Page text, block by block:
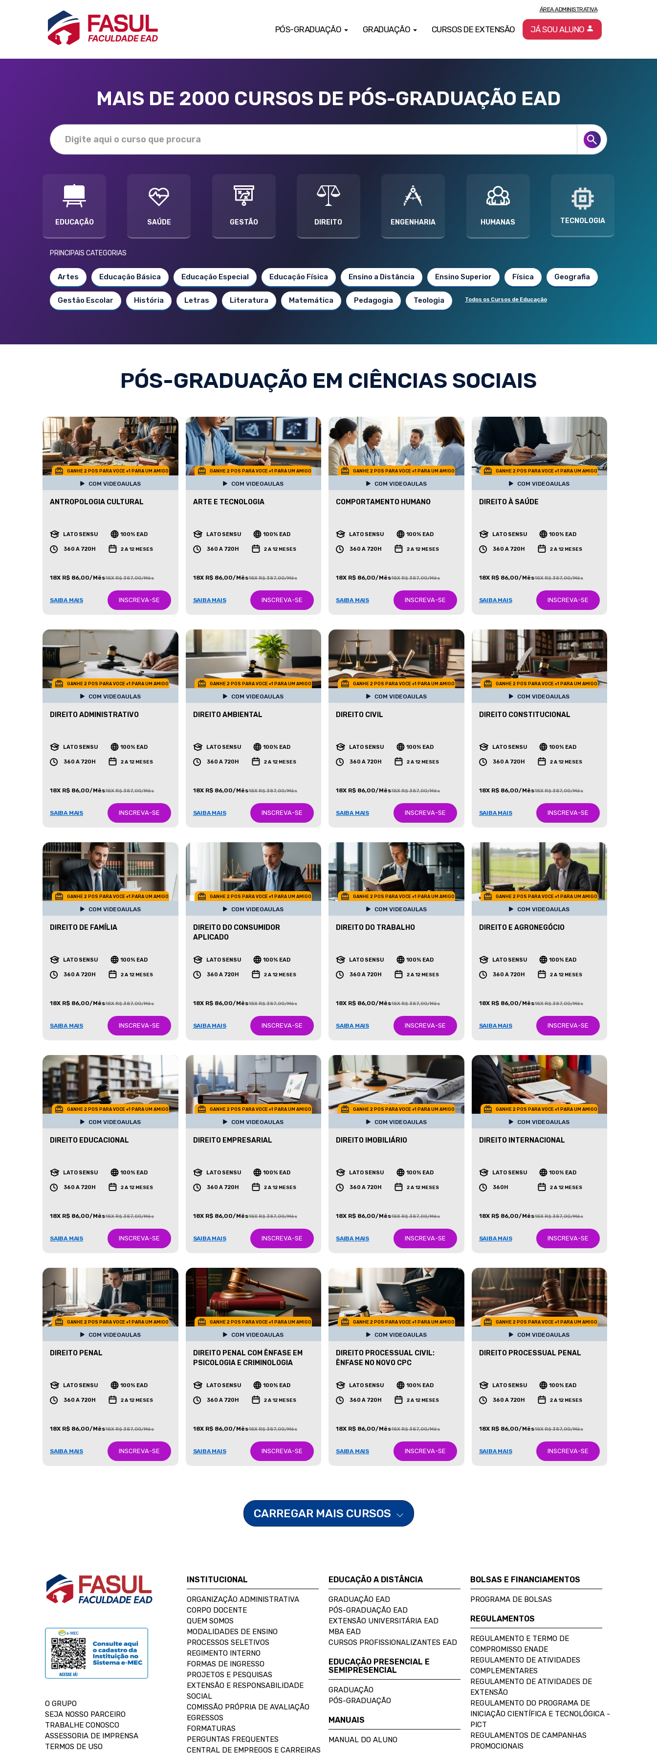
PÓS-GRADUAÇÃO GRADUAÇÃO CURSOS DE EXTENSÃO
ÁREA ADMINISTRATIVA
JÁ SOU ALUNO
MAIS DE 2000 CURSOS DE PÓS-GRADUAÇÃO EAD
EDUCAÇÃO SAÚDE GESTÃO DIREITO ENGENHARIA HUMANAS TECNOLOGIA
PRINCIPAIS CATEGORIAS
Artes Educação Básica Educação Especial Educação Física Ensino a Distância Ensino Superior Física Geografia
Gestão Escolar História Letras Literatura Matemática Pedagogia Teologia Todos os Cursos de Educação
PÓS-GRADUAÇÃO EM CIÊNCIAS SOCIAIS
GANHE 2 POS PARA VOCE +1 PARA UM AMIGO
COM VIDEOAULAS
ANTROPOLOGIA CULTURAL
LATO SENSU 100% EAD
360 A 720H 2 A 12 MESES
18X R$ 86,00/Mês18X R$ 387,00/Mês
SAIBA MAIS INSCREVA-SE
GANHE 2 POS PARA VOCE +1 PARA UM AMIGO
COM VIDEOAULAS
ARTE E TECNOLOGIA
LATO SENSU 100% EAD
360 A 720H 2 A 12 MESES
18X R$ 86,00/Mês18X R$ 387,00/Mês
SAIBA MAIS INSCREVA-SE
GANHE 2 POS PARA VOCE +1 PARA UM AMIGO
COM VIDEOAULAS
COMPORTAMENTO HUMANO
LATO SENSU 100% EAD
360 A 720H 2 A 12 MESES
18X R$ 86,00/Mês18X R$ 387,00/Mês
SAIBA MAIS INSCREVA-SE
GANHE 2 POS PARA VOCE +1 PARA UM AMIGO
COM VIDEOAULAS
DIREITO À SAÚDE
LATO SENSU 100% EAD
360 A 720H 2 A 12 MESES
18X R$ 86,00/Mês18X R$ 387,00/Mês
SAIBA MAIS INSCREVA-SE
GANHE 2 POS PARA VOCE +1 PARA UM AMIGO
COM VIDEOAULAS
DIREITO ADMINISTRATIVO
LATO SENSU 100% EAD
360 A 720H 2 A 12 MESES
18X R$ 86,00/Mês18X R$ 387,00/Mês
SAIBA MAIS INSCREVA-SE
GANHE 2 POS PARA VOCE +1 PARA UM AMIGO
COM VIDEOAULAS
DIREITO AMBIENTAL
LATO SENSU 100% EAD
360 A 720H 2 A 12 MESES
18X R$ 86,00/Mês18X R$ 387,00/Mês
SAIBA MAIS INSCREVA-SE
GANHE 2 POS PARA VOCE +1 PARA UM AMIGO
COM VIDEOAULAS
DIREITO CIVIL
LATO SENSU 100% EAD
360 A 720H 2 A 12 MESES
18X R$ 86,00/Mês18X R$ 387,00/Mês
SAIBA MAIS INSCREVA-SE
GANHE 2 POS PARA VOCE +1 PARA UM AMIGO
COM VIDEOAULAS
DIREITO CONSTITUCIONAL
LATO SENSU 100% EAD
360 A 720H 2 A 12 MESES
18X R$ 86,00/Mês18X R$ 387,00/Mês
SAIBA MAIS INSCREVA-SE
GANHE 2 POS PARA VOCE +1 PARA UM AMIGO
COM VIDEOAULAS
DIREITO DE FAMÍLIA
LATO SENSU 100% EAD
360 A 720H 2 A 12 MESES
18X R$ 86,00/Mês18X R$ 387,00/Mês
SAIBA MAIS INSCREVA-SE
GANHE 2 POS PARA VOCE +1 PARA UM AMIGO
COM VIDEOAULAS
DIREITO DO CONSUMIDOR
APLICADO
LATO SENSU 100% EAD
360 A 720H 2 A 12 MESES
18X R$ 86,00/Mês18X R$ 387,00/Mês
SAIBA MAIS INSCREVA-SE
GANHE 2 POS PARA VOCE +1 PARA UM AMIGO
COM VIDEOAULAS
DIREITO DO TRABALHO
LATO SENSU 100% EAD
360 A 720H 2 A 12 MESES
18X R$ 86,00/Mês18X R$ 387,00/Mês
SAIBA MAIS INSCREVA-SE
GANHE 2 POS PARA VOCE +1 PARA UM AMIGO
COM VIDEOAULAS
DIREITO E AGRONEGÓCIO
LATO SENSU 100% EAD
360 A 720H 2 A 12 MESES
18X R$ 86,00/Mês18X R$ 387,00/Mês
SAIBA MAIS INSCREVA-SE
GANHE 2 POS PARA VOCE +1 PARA UM AMIGO
COM VIDEOAULAS
DIREITO EDUCACIONAL
LATO SENSU 100% EAD
360 A 720H 2 A 12 MESES
18X R$ 86,00/Mês18X R$ 387,00/Mês
SAIBA MAIS INSCREVA-SE
GANHE 2 POS PARA VOCE +1 PARA UM AMIGO
COM VIDEOAULAS
DIREITO EMPRESARIAL
LATO SENSU 100% EAD
360 A 720H 2 A 12 MESES
18X R$ 86,00/Mês18X R$ 387,00/Mês
SAIBA MAIS INSCREVA-SE
GANHE 2 POS PARA VOCE +1 PARA UM AMIGO
COM VIDEOAULAS
DIREITO IMOBILIÁRIO
LATO SENSU 100% EAD
360 A 720H 2 A 12 MESES
18X R$ 86,00/Mês18X R$ 387,00/Mês
SAIBA MAIS INSCREVA-SE
GANHE 2 POS PARA VOCE +1 PARA UM AMIGO
COM VIDEOAULAS
DIREITO INTERNACIONAL
LATO SENSU 100% EAD
360H 2 A 12 MESES
18X R$ 86,00/Mês18X R$ 387,00/Mês
SAIBA MAIS INSCREVA-SE
GANHE 2 POS PARA VOCE +1 PARA UM AMIGO
COM VIDEOAULAS
DIREITO PENAL
LATO SENSU 100% EAD
360 A 720H 2 A 12 MESES
18X R$ 86,00/Mês18X R$ 387,00/Mês
SAIBA MAIS INSCREVA-SE
GANHE 2 POS PARA VOCE +1 PARA UM AMIGO
COM VIDEOAULAS
DIREITO PENAL COM ÊNFASE EM
PSICOLOGIA E CRIMINOLOGIA
LATO SENSU 100% EAD
360 A 720H 2 A 12 MESES
18X R$ 86,00/Mês18X R$ 387,00/Mês
SAIBA MAIS INSCREVA-SE
GANHE 2 POS PARA VOCE +1 PARA UM AMIGO
COM VIDEOAULAS
DIREITO PROCESSUAL CIVIL:
ÊNFASE NO NOVO CPC
LATO SENSU 100% EAD
360 A 720H 2 A 12 MESES
18X R$ 86,00/Mês18X R$ 387,00/Mês
SAIBA MAIS INSCREVA-SE
GANHE 2 POS PARA VOCE +1 PARA UM AMIGO
COM VIDEOAULAS
DIREITO PROCESSUAL PENAL
LATO SENSU 100% EAD
360 A 720H 2 A 12 MESES
18X R$ 86,00/Mês18X R$ 387,00/Mês
SAIBA MAIS INSCREVA-SE
CARREGAR MAIS CURSOS
O GRUPO
SEJA NOSSO PARCEIRO
TRABALHE CONOSCO
ASSESSORIA DE IMPRENSA
TERMOS DE USO
INSTITUCIONAL
ORGANIZAÇÃO ADMINISTRATIVA
CORPO DOCENTE
QUEM SOMOS
MODALIDADES DE ENSINO
PROCESSOS SELETIVOS
REGIMENTO INTERNO
FORMAS DE INGRESSO
PROJETOS E PESQUISAS
EXTENSÃO E RESPONSABILIDADE
SOCIAL
COMISSÃO PRÓPRIA DE AVALIAÇÃO
EGRESSOS
FORMATURAS
PERGUNTAS FREQUENTES
CENTRAL DE EMPREGOS E CARREIRAS
EDUCAÇÃO A DISTÂNCIA
GRADUAÇÃO EAD
PÓS-GRADUAÇÃO EAD
EXTENSÃO UNIVERSITÁRIA EAD
MBA EAD
CURSOS PROFISSIONALIZANTES EAD
EDUCAÇÃO PRESENCIAL E
SEMIPRESENCIAL
GRADUAÇÃO
PÓS-GRADUAÇÃO
MANUAIS
MANUAL DO ALUNO
BOLSAS E FINANCIAMENTOS
PROGRAMA DE BOLSAS
REGULAMENTOS
REGULAMENTO E TERMO DE
COMPROMISSO ENADE
REGULAMENTO DE ATIVIDADES
COMPLEMENTARES
REGULAMENTO DE ATIVIDADES DE
EXTENSÃO
REGULAMENTO DO PROGRAMA DE
INICIAÇÃO CIENTÍFICA E TECNOLÓGICA -
PICT
REGULAMENTOS DE CAMPANHAS
PROMOCIONAIS